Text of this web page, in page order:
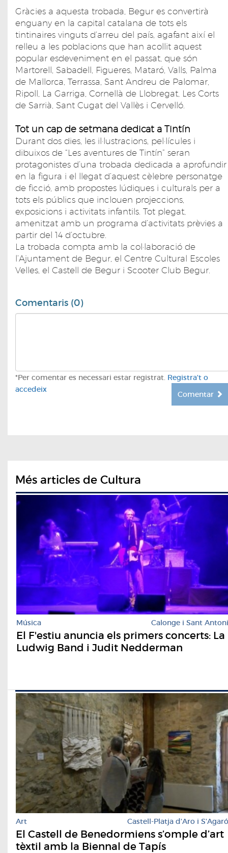
Gràcies a aquesta trobada, Begur es convertirà
enguany en la capital catalana de tots els
tintinaires vinguts d’arreu del país, agafant així el
relleu a les poblacions que han acollit aquest
popular esdeveniment en el passat, que són
Martorell, Sabadell, Figueres, Mataró, Valls, Palma
de Mallorca, Terrassa, Sant Andreu de Palomar,
Ripoll, La Garriga, Cornellà de Llobregat, Les Corts
de Sarrià, Sant Cugat del Vallès i Cervelló.
Tot un cap de setmana dedicat a Tintín
Durant dos dies, les il·lustracions, pel·lícules i
dibuixos de “Les aventures de Tintín” seran
protagonistes d’una trobada dedicada a aprofundir
en la figura i el llegat d’aquest cèlebre personatge
de ficció, amb propostes lúdiques i culturals per a
tots els públics que inclouen projeccions,
exposicions i activitats infantils. Tot plegat,
amenitzat amb un programa d’activitats prèvies a
partir del 14 d’octubre.
La trobada compta amb la col·laboració de
l’Ajuntament de Begur, el Centre Cultural Escoles
Velles, el Castell de Begur i Scooter Club Begur.
Comentaris (0)
*Per comentar es necessari estar registrat. Registra't o
accedeix
Comentar
Més articles de Cultura
Música Calonge i Sant Antoni
El F'estiu anuncia els primers concerts: La
Ludwig Band i Judit Nedderman
Art Castell-Platja d'Aro i S'Agaró
El Castell de Benedormiens s’omple d’art
tèxtil amb la Biennal de Tapís